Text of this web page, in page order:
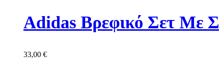
Adidas Βρεφικό Σετ Με
33,00 €